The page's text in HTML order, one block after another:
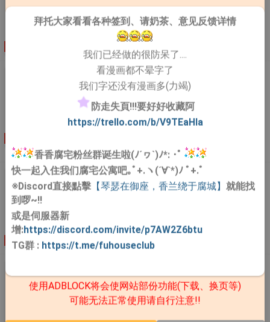
不信！*沈氏集团的员工们一直以为，自家总裁万年冰
山，不苟言笑，绝对注孤生。直到某日，秘书进总裁办公
室匯报，却惊讶看到——总裁正盯着符清的沙雕视频，他
的脸上，还露出了一丝诡异的微笑。食用指南︰主角开局
因代言爆雷而险被封杀，这件事会在后文做出妥善处理，
画风与这个游戏世界有点不一样。 “救命？那是另外
的价钱。” “11点了，我得睡觉。” “下本？早上
八点开始可以吗？” “明天不行，我得做体检。”
后来，阵营战开始前十分钟，全阵营玩家严阵以待。
副指挥问：“莫哥，先埋伏还是直接干？” 耳麦裡
安静了几秒，才响起少年平淡的声音：“速战速决，我不
熬夜。” -* 郁臻初次见到宿莫时，少年站在特殊
病症医疗室门口，盯着手裡的糖发呆。 再次见面
时，少年彬彬有礼，在长辈的介绍下喊了他一声哥。
的模样。 殊不知这满身病 ....
后，商景盯着手机裡唯一的联系人“老公”陷入沉思。根据
备忘录回忆，他是一隻不折不扣的舔狗，和男神隐婚后每
天做饭擦地，打零工补贴家用，还被男神嫌弃做饭难吃。
而男神在外面绯闻无数，对他冷淡至极。商景︰这舔狗老
子不幹了！直到他拿到医院帐单，再查了查余额，不得不
掏出手机——“老公(●′w`●)，我在医院，快来接我。”呵，
离婚之前，他不得让对方当牛做马加倍奉还！影帝贺绛拍
戏途中突然收到一张在医院的自拍。对方叫他老公，让他
来接。又在玩什么把戏？他看着那张多年不见的脸，回復
之耻。贺绛照单全收，越来越像模范丈夫。商景心裡冷
笑，着手安排离婚分财产。直到他收到一条陌生短信——
“可以把手机还给我吗？”原来车祸中，他拿错了追星族的
手机，对方是贺绛的脑残粉，备忘录全是个人yy。商景尴
莞尔︰“送上门了还想跑？”没门。 ....
作者：小文旦 更新至第81章 庄衾岑非诺
《回到仙尊少年时[穿书]》
关于回到仙尊少年时[穿书]：【23号的二更，别等，很
迟，作者君出门了一趟】言卿穿进一本狗血修真文裡，成
了人气最高的美强惨反派小时候。长大后的反派惊才绝
腊月。修真界危机四伏，为了生存，言卿只能发挥十八般
武艺，上能装乖、下能卖惨，和身体裡灵魂尚在的金枝玉
叶小反派，从互相嫌弃到同生共死，靠坑蒙拐骗活了下
来。后面得到机缘解绑，相看生厌的两人立刻分道扬镳。
阳
连载
《封印千年的徒弟他回来了》
灵气衰竭，修真界皆知云萧是世间唯一的大能，孤鹤寒雪
象突生，被封印千年的天魔重现人间，修真界闻之色变，
动荡不安，只有云萧出面。众人寄托所有希望，却在现场
手封印的男人携带满身煞气，眼眸赤红，掐着云萧白皙脖
颈，幽幽冷笑了一声。“师尊，好久不见。”。云萧被天魔
当众掳走，修真界上下惊悸不已。他们皆知云萧与 ....
作者：若鸯君 更新至第52章 现代（二）烟火……
【1V1，全文甜宠无虐】 【温柔疯批美人受x冷血狠戾创
世攻】 【注：攻在所有人眼裡是终极大反派&第一大联盟
拜托大家看看各种签到、请奶茶、意见反馈详情
我们已经做的很防呆了....
看漫画都不晕字了
我们字还没有漫画多(力竭)
防走失頁!!!要好好收藏阿
https://trello.com/b/V9TEaHIa
香香腐宅粉丝群诞生啦(ﾉ´ヮ`)ﾉ*: ･ﾟ
快一起入住我们腐宅公寓吧｡ﾟ+.ヽ(´∀`*)ﾉ ﾟ+.ﾟ
※Discord直接點擊【琴瑟在御座，香兰绕于腐城】 就能找
到啰~!!
或是伺服器新
增:https://discord.com/invite/p7AW2Z6btu
TG群: https://t.me/fuhouseclub
使用ADBLOCK将会使网站部份功能(下载、换页等)
可能无法正常使用请自行注意!!